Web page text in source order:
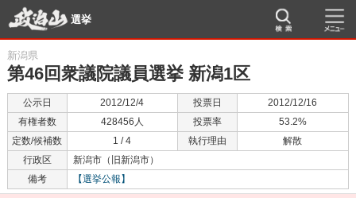
選挙
新潟県
第46回衆議院議員選挙 新潟1区
公示日 2012/12/4 投票日
2012/12/16
有権者数
428456人 投票率
53.2%
定数/候補数
1 / 4 執行理由
解散
行政区
新潟市（旧新潟市）
備考
【選挙公報】